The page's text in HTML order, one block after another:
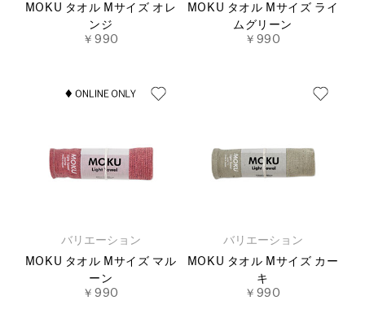
MOKU タオル Mサイズ オレ
ンジ
￥990
MOKU タオル Mサイズ ライ
ムグリーン
￥990
バリエーション
MOKU タオル Mサイズ マル
ーン
￥990
バリエーション
MOKU タオル Mサイズ カー
キ
￥990